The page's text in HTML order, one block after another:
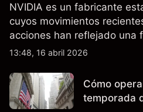
NVIDIA es un fabricante
cuyos movimientos
acciones han reflejado una
relacionada con la IA,
de exportación de EE.UU.
en China.
13:48, 16 abril 2026
Cómo
temporada